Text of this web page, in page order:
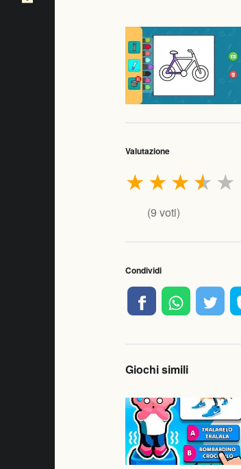
Valutazione
★
★
★
★
★
(9 voti)
Condividi
Giochi simili